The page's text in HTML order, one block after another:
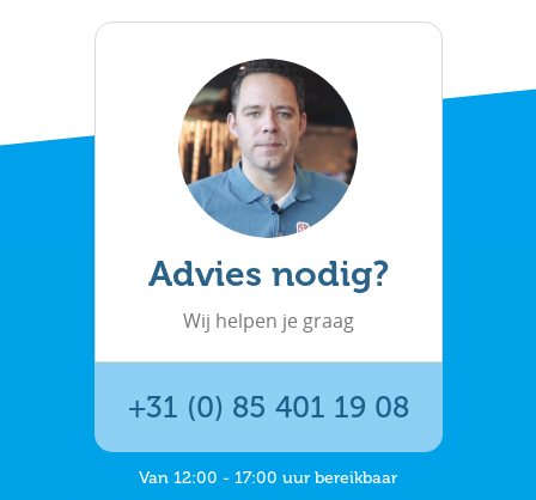
Advies nodig?
Wij helpen je graag
+31 (0) 85 401 19 08
Van 12:00 - 17:00 uur bereikbaar